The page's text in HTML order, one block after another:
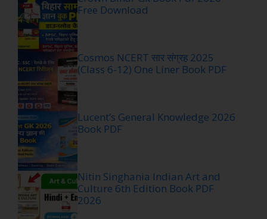
Free Download
Cosmos NCERT सार संग्रह 2025
(Class 6-12) One Liner Book PDF
Lucent’s General Knowledge 2026
Book PDF
Nitin Singhania Indian Art and
Culture 6th Edition Book PDF
2026